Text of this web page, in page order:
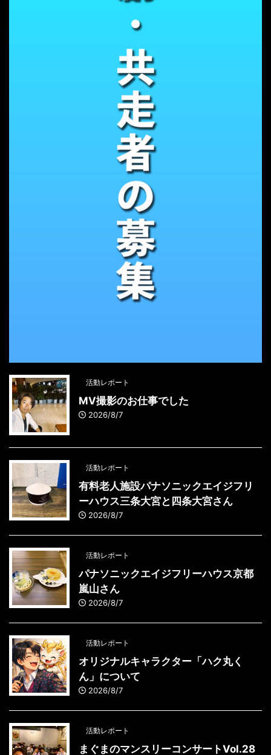
活動レポート
MV撮影のお仕事でした
2026/8/7
活動レポート
有料老人施設パナソニックエイジフリ
ーハウス三条大宮と四条大宮さん
2026/8/7
活動レポート
パナソニックエイジフリーハウス京都
嵐山さん
2026/8/7
活動レポート
オリジナルキャラクター「ハク丸く
ん」について
2026/8/7
活動レポート
まぐまのマンスリーコンサートVol.28